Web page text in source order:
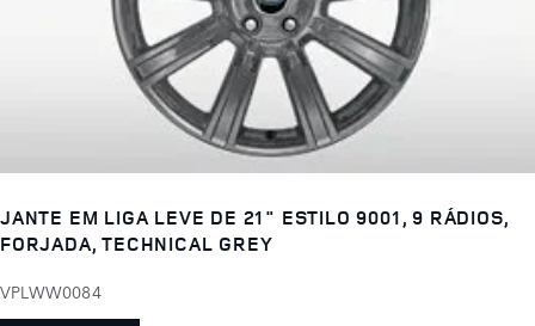
JANTE EM LIGA LEVE DE 21" ESTILO 9001, 9 RÁDIOS,
FORJADA, TECHNICAL GREY
VPLWW0084